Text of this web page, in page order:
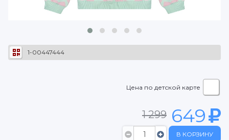
1-00447444
Цена по детской карте
1 299 649
В КОРЗИНУ